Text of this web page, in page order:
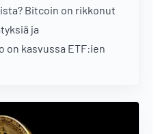
Bitcoin on rikkonut
ja
kasvussa ETF:ien